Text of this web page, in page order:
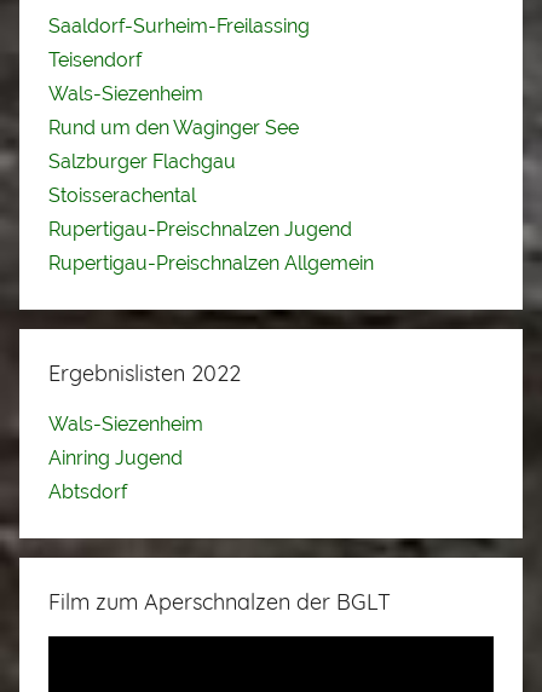
Saaldorf-Surheim-Freilassing
Teisendorf
Wals-Siezenheim
Rund um den Waginger See
Salzburger Flachgau
Stoisserachental
Rupertigau-Preischnalzen Jugend
Rupertigau-Preischnalzen Allgemein
Ergebnislisten 2022
Wals-Siezenheim
Ainring Jugend
Abtsdorf
Film zum Aperschnalzen der BGLT